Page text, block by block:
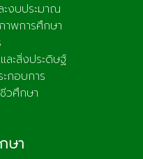
งบประมาณ
าพการศึกษา
ละสิ่งประดิษฐ์
กอบการ
วศึกษา
ษา